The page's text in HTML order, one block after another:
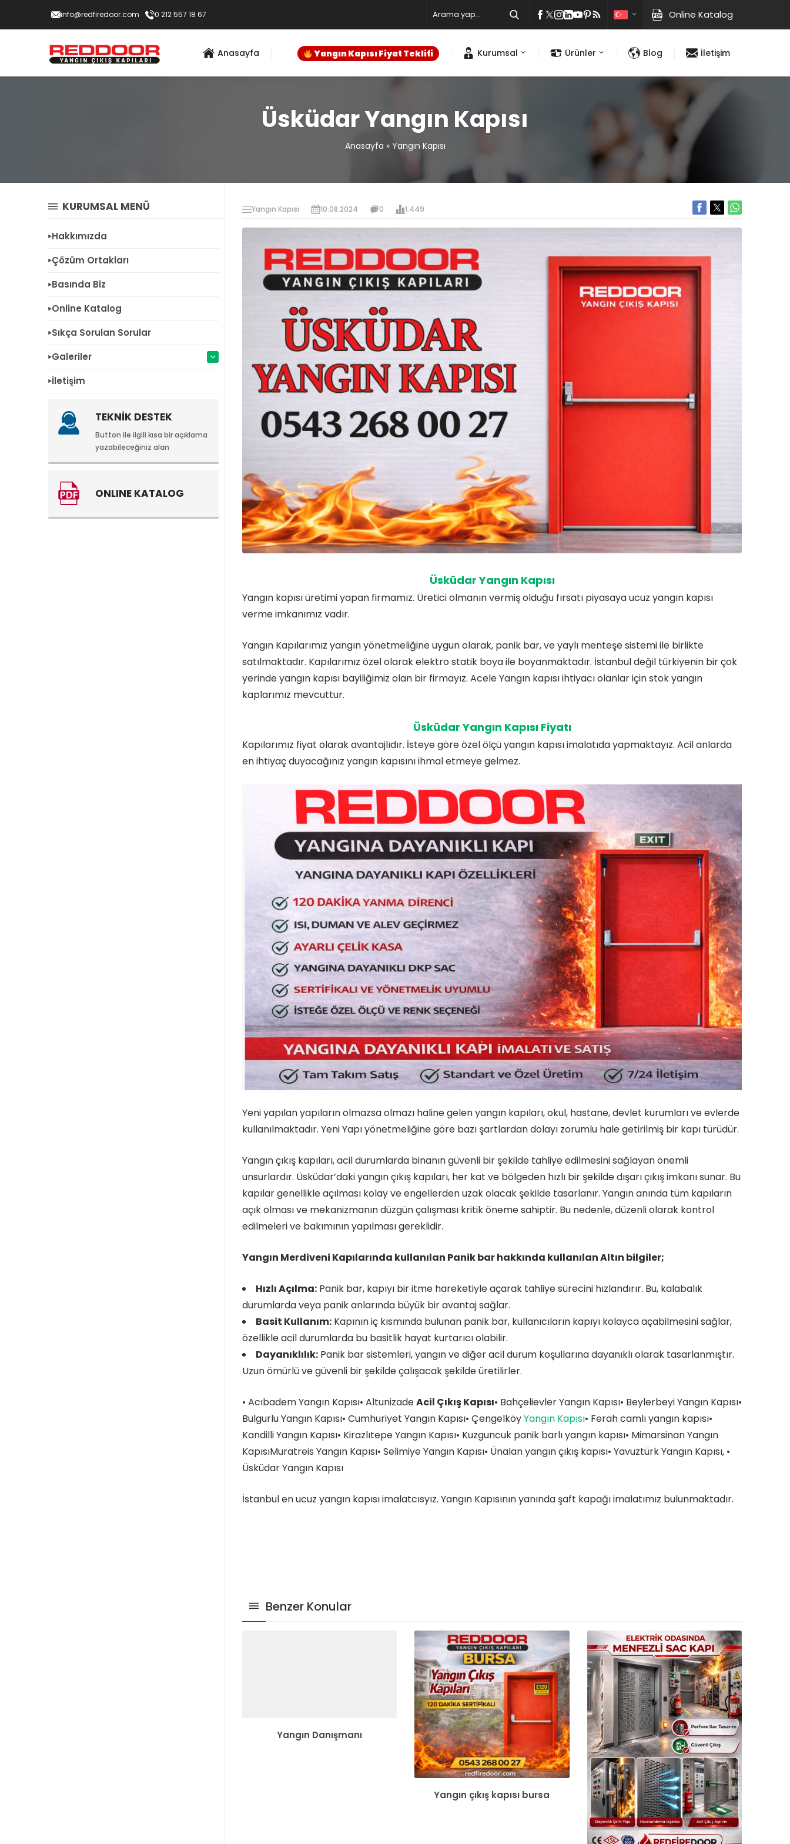
info@redfiredoor.com 0 212 557 18 67 Online Katalog
Anasayfa Yangın Kapısı Fiyat Teklifi Kurumsal Ürünler Blog İletişim
Üsküdar Yangın Kapısı
Anasayfa » Yangın Kapısı
Yangın Kapısı 10.08.2024 0 1.449
Üsküdar Yangın Kapısı
Yangın kapısı üretimi yapan firmamız. Üretici olmanın vermiş olduğu fırsatı piyasaya ucuz yangın kapısı
verme imkanımız vadır.
Yangın Kapılarımız yangın yönetmeliğine uygun olarak, panik bar, ve yaylı menteşe sistemi ile birlikte
satılmaktadır. Kapılarımız özel olarak elektro statik boya ile boyanmaktadır. İstanbul değil türkiyenin bir çok
yerinde yangın kapısı bayiliğimiz olan bir firmayız. Acele Yangın kapısı ihtiyacı olanlar için stok yangın
kaplarımız mevcuttur.
Üsküdar Yangın Kapısı Fiyatı
Kapılarımız fiyat olarak avantajlıdır. İsteye göre özel ölçü yangın kapısı imalatıda yapmaktayız. Acil anlarda
en ihtiyaç duyacağınız yangın kapısını ihmal etmeye gelmez.
Yeni yapılan yapıların olmazsa olmazı haline gelen yangın kapıları, okul, hastane, devlet kurumları ve evlerde
kullanılmaktadır. Yeni Yapı yönetmeliğine göre bazı şartlardan dolayı zorumlu hale getirilmiş bir kapı türüdür.
Yangın çıkış kapıları, acil durumlarda binanın güvenli bir şekilde tahliye edilmesini sağlayan önemli
unsurlardır. Üsküdar’daki yangın çıkış kapıları, her kat ve bölgeden hızlı bir şekilde dışarı çıkış imkanı sunar. Bu
kapılar genellikle açılması kolay ve engellerden uzak olacak şekilde tasarlanır. Yangın anında tüm kapıların
açık olması ve mekanizmanın düzgün çalışması kritik öneme sahiptir. Bu nedenle, düzenli olarak kontrol
edilmeleri ve bakımının yapılması gereklidir.
Yangın Merdiveni Kapılarında kullanılan Panik bar hakkında kullanılan Altın bilgiler;
Hızlı Açılma: Panik bar, kapıyı bir itme hareketiyle açarak tahliye sürecini hızlandırır. Bu, kalabalık
durumlarda veya panik anlarında büyük bir avantaj sağlar.
Basit Kullanım: Kapının iç kısmında bulunan panik bar, kullanıcıların kapıyı kolayca açabilmesini sağlar,
özellikle acil durumlarda bu basitlik hayat kurtarıcı olabilir.
Dayanıklılık: Panik bar sistemleri, yangın ve diğer acil durum koşullarına dayanıklı olarak tasarlanmıştır.
Uzun ömürlü ve güvenli bir şekilde çalışacak şekilde üretilirler.
• Acıbadem Yangın Kapısı• AltunizadeAcil Çıkış Kapısı• Bahçelievler Yangın Kapısı• Beylerbeyi Yangın Kapısı•
Bulgurlu Yangın Kapısı• Cumhuriyet Yangın Kapısı• ÇengelköyYangın Kapısı• Ferah camlı yangın kapısı•
Kandilli Yangın Kapısı• Kirazlıtepe Yangın Kapısı• Kuzguncuk panik barlı yangın kapısı• Mimarsinan Yangın
KapısıMuratreis Yangın Kapısı• Selimiye Yangın Kapısı• Ünalanyangın çıkış kapısı• Yavuztürk Yangın Kapısı, •
Üsküdar Yangın Kapısı
İstanbul en ucuz yangın kapısı imalatcısyız. Yangın Kapısının yanında şaft kapağı imalatımız bulunmaktadır.
Benzer Konular
Yangın Danışmanı
Yangın çıkış kapısı bursa
KURUMSAL MENÜ
Hakkımızda
Çözüm Ortakları
Basında Biz
Online Katalog
Sıkça Sorulan Sorular
Galeriler
İletişim
TEKNİK DESTEK
Button ile ilgili kısa bir açıklama
yazabileceğiniz alan
ONLINE KATALOG